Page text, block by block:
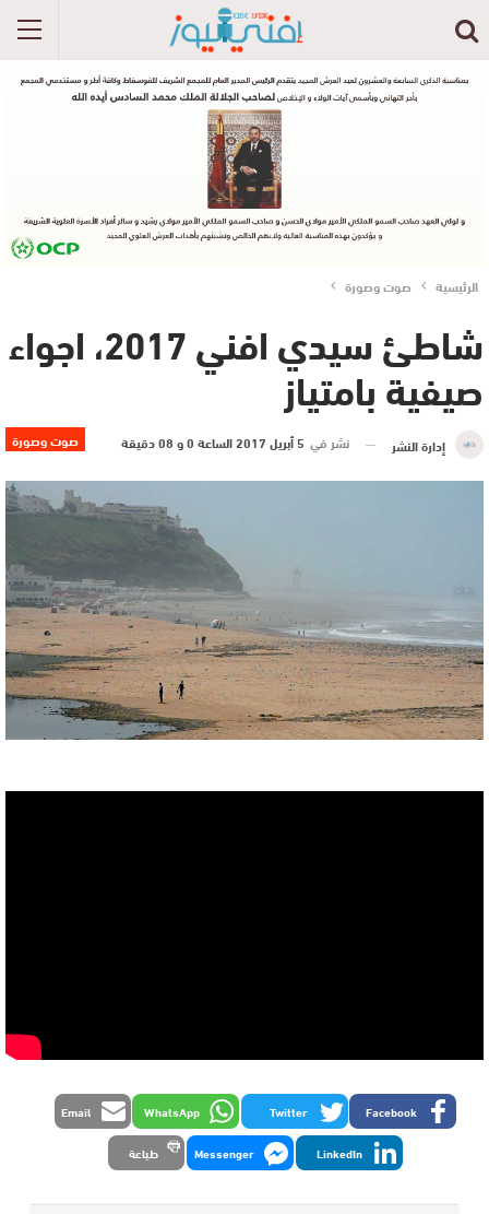
الرئيسية صوت وصورة
‫شاطئ سيدي افني 2017، اجواء
صيفية بامتياز
صوت وصورة إدارة النشر نشر في 5 أبريل 2017 الساعة 0 و 08 دقيقة
Facebook
Twitter
WhatsApp
Email
LinkedIn
Messenger طباعة